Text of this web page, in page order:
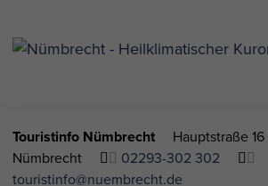
Touristinfo Nümbrecht Hauptstraße 16
Nümbrecht
02293-302 302
touristinfo@nuembrecht.de